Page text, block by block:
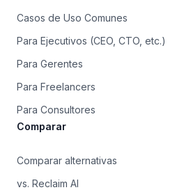
Casos de Uso Comunes
Para Ejecutivos (CEO, CTO, etc.)
Para Gerentes
Para Freelancers
Para Consultores
Comparar
Comparar alternativas
vs. Reclaim AI